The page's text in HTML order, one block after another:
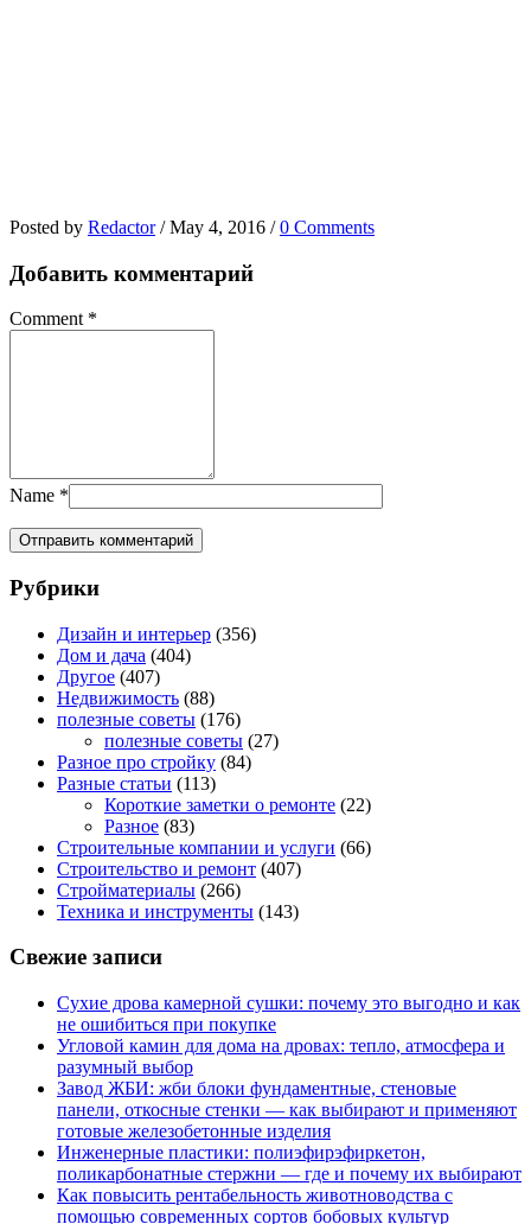
Posted by Redactor / May 4, 2016 / 0 Comments
Добавить комментарий
Comment *
Name *
Рубрики
Дизайн и интерьер (356)
Дом и дача (404)
Другое (407)
Недвижимость (88)
полезные советы (176)
полезные советы (27)
Разное про стройку (84)
Разные статьи (113)
Короткие заметки о ремонте (22)
Разное (83)
Строительные компании и услуги (66)
Строительство и ремонт (407)
Стройматериалы (266)
Техника и инструменты (143)
Свежие записи
Сухие дрова камерной сушки: почему это выгодно и как
не ошибиться при покупке
Угловой камин для дома на дровах: тепло, атмосфера и
разумный выбор
Завод ЖБИ: жби блоки фундаментные, стеновые
панели, откосные стенки — как выбирают и применяют
готовые железобетонные изделия
Инженерные пластики: полиэфирэфиркетон,
поликарбонатные стержни — где и почему их выбирают
Как повысить рентабельность животноводства с
помощью современных сортов бобовых культур